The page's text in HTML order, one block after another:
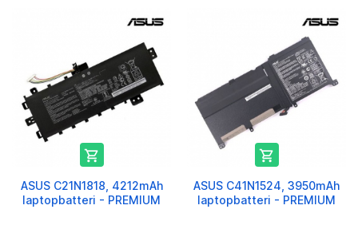

ASUS C21N1818, 4212mAh
laptopbatteri - PREMIUM

ASUS C41N1524, 3950mAh
laptopbatteri - PREMIUM